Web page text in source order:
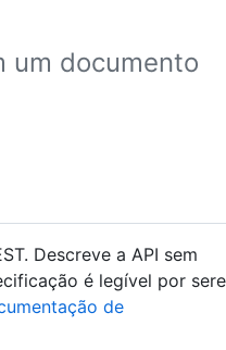
um documento
Descreve a API sem
é legível por
de